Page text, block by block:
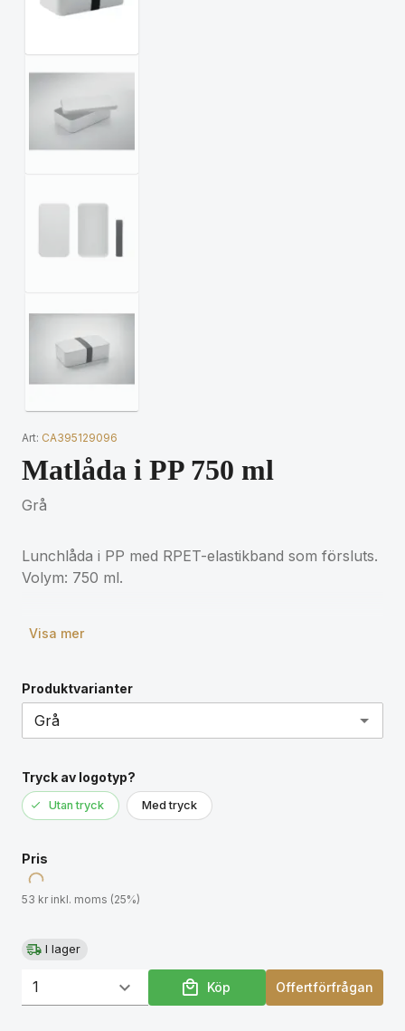
Art: CA395129096
Matlåda i PP 750 ml
Grå
Lunchlåda i PP med RPET-elastikband som försluts.
Volym: 750 ml.
Visa mer
Produktvarianter
Tryck av logotyp?
Utan tryck Med tryck
Pris
53 kr inkl. moms (25%)
I lager
Köp Offertförfrågan